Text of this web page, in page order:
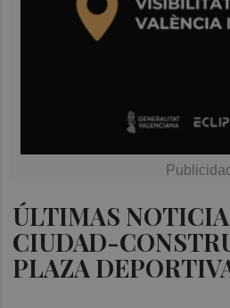
ÚLTIMAS
CIUDAD-
PLAZA